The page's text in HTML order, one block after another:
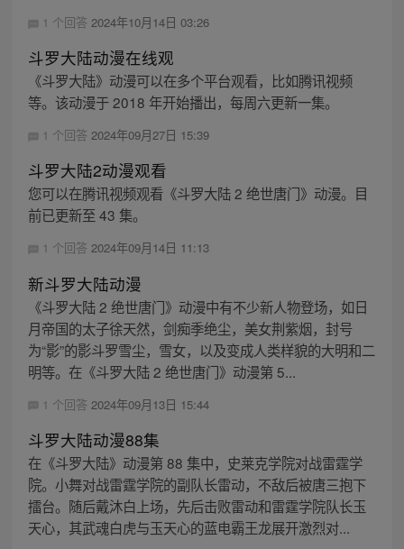
1 个回答 2024年10月14日 03:26
斗罗大陆动漫在线观
《斗罗大陆》动漫可以在多个平台观看，比如腾讯视频
等。该动漫于 2018 年开始播出，每周六更新一集。
1 个回答 2024年09月27日 15:39
斗罗大陆2动漫观看
您可以在腾讯视频观看《斗罗大陆 2 绝世唐门》动漫。目
前已更新至 43 集。
1 个回答 2024年09月14日 11:13
新斗罗大陆动漫
《斗罗大陆 2 绝世唐门》动漫中有不少新人物登场，如日
月帝国的太子徐天然，剑痴季绝尘，美女荆紫烟，封号
为“影”的影斗罗雪尘，雪女，以及变成人类样貌的大明和二
明等。在《斗罗大陆 2 绝世唐门》动漫第 5...
1 个回答 2024年09月13日 15:44
斗罗大陆动漫88集
在《斗罗大陆》动漫第 88 集中，史莱克学院对战雷霆学
院。小舞对战雷霆学院的副队长雷动，不敌后被唐三抱下
擂台。随后戴沐白上场，先后击败雷动和雷霆学院队长玉
天心，其武魂白虎与玉天心的蓝电霸王龙展开激烈对...